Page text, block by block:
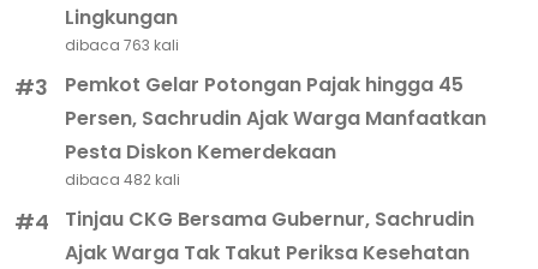
Lingkungan
dibaca 763 kali
#3
Pemkot Gelar Potongan Pajak hingga 45
Persen, Sachrudin Ajak Warga Manfaatkan
Pesta Diskon Kemerdekaan
dibaca 482 kali
#4
Tinjau CKG Bersama Gubernur, Sachrudin
Ajak Warga Tak Takut Periksa Kesehatan